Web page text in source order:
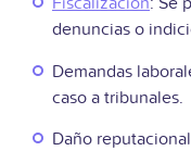
denuncias o
Demandas
caso a tribunales.
Daño